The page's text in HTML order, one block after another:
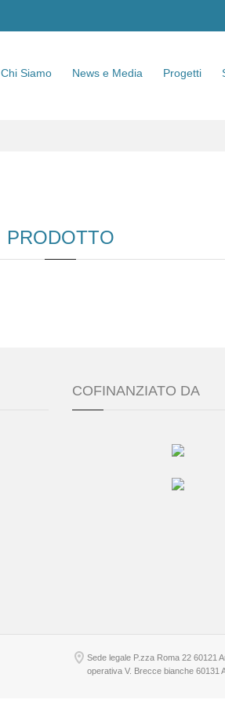
Chi Siamo News e Media Progetti
PRODOTTO
COFINANZIATO DA
Sede legale P.zza Roma 22 60121
operativa V. Brecce bianche 60131